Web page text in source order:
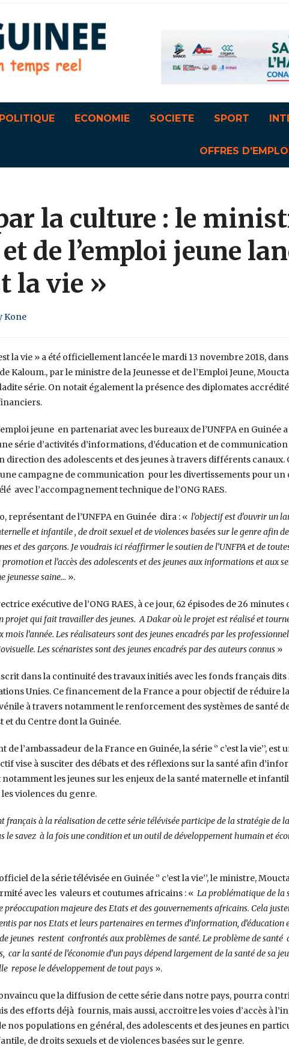
POLITIQUE ECONOMIE SOCIETE SPORT
OFFRES
la culture : le
de l’emploi jeune
la vie »
Kone
la vie » a été officiellement lancée le mardi 13 novembre 2018,
Kaloum., par le ministre de la Jeunesse et de l’Emploi Jeune,
série. On notait également la présence des diplomates
jeune en partenariat avec les bureaux de l’UNFPA en Guinée
série d’activités d’informations, d’éducation et de
des adolescents et des jeunes à travers différents canaux.
campagne de communication pour les divertissements pour
avec l’accompagnement technique de l’ONG RAES.
représentant de l’UNFPA en Guinée dira : « l’objectif est d’ouvrir un
et infantile , de droit sexuel et de violences basées sur le genre afin
et des garçons. Je voudrais ici réaffirmer le soutien de l’UNFPA et de
et l’accès des adolescents et des jeunes aux informations et aux
jeunesse saine… ».
exécutive de l’ONG RAES, à ce jour, 62 épisodes de 26 minutes
un projet qui fait travailler des jeunes. A Dakar où le projet est réalisé et
l’année. Les réalisateurs sont des jeunes encadrés par les
Les scénaristes sont des jeunes encadrés par des auteurs connus»
dans la continuité des travaux initiés avec les fonds français dits
Unies. Ce financement de la France a pour objectif de réduire
à travers notamment le renforcement des systèmes de santé
et du Centre dont la Guinée.
l’ambassadeur de la France en Guinée, la série ‘’ c’est la vie’’, est
vise à susciter des débats et des réflexions sur la santé afin
les jeunes sur les enjeux de la santé maternelle et
violences du genre.
français à la réalisation de cette série télévisée participe de la stratégie de
savez à la fois une condition et un outil de développement humain et
de la série télévisée en Guinée ‘’ c’est la vie’’, le ministre,
avec les valeurs et coutumes africains : « La problématique de la
préoccupation majeure des Etats et des gouvernements africains. Cela
par nos Etats et leurs partenaires en termes d’information, d’éducation
jeunes restent confrontés aux problèmes de santé. Le problème de santé
la santé de l’économie d’un pays dépend largement de la santé de sa
repose le développement de tout pays».
que la diffusion de cette série dans notre pays, pourra
des efforts déjà fournis, mais aussi, accroitre les voies d’accès à
nos populations en général, des adolescents et des jeunes en
de droits sexuels et de violences basées sur le genre.